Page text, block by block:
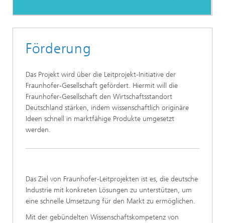
Förderung
Das Projekt wird über die Leitprojekt-Initiative der
Fraunhofer-Gesellschaft gefördert. Hiermit will die
Fraunhofer-Gesellschaft den Wirtschaftsstandort
Deutschland stärken, indem wissenschaftlich originäre
Ideen schnell in marktfähige Produkte umgesetzt
werden.
Das Ziel von Fraunhofer-Leitprojekten ist es, die deutsche
Industrie mit konkreten Lösungen zu unterstützen, um
eine schnelle Umsetzung für den Markt zu ermöglichen.
Mit der gebündelten Wissenschaftskompetenz von